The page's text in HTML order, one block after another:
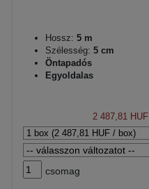
Hossz: 5 m
Szélesség: 5 cm
Öntapadós
Egyoldalas
2 487,81 HUF
csomag